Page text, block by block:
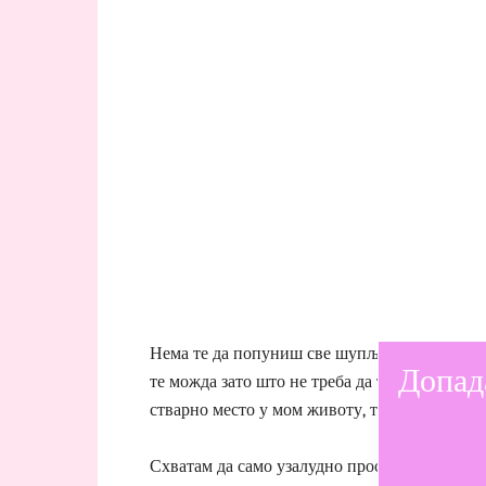
Нема те да попуниш све шупљине у души и
те можда зато што не треба да те има. Све
стварно место у мом животу, ту би и остао.
Схватам да само узалудно просипам сузе по